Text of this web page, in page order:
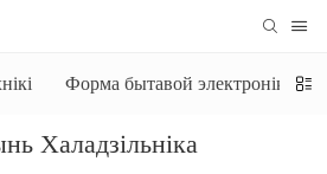
Форма бытавой электронікі
Халадзільніка